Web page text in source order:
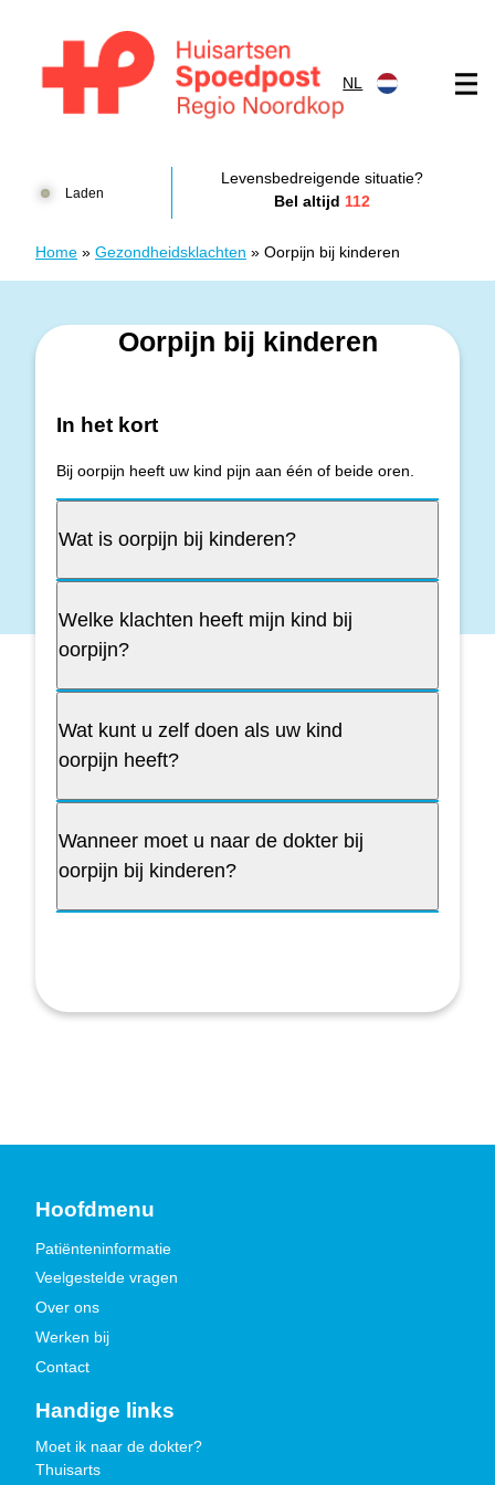
NL
Laden
Levensbedreigende situatie?
Bel altijd 112
Home » Gezondheidsklachten » Oorpijn bij kinderen
Oorpijn bij kinderen
In het kort
Bij oorpijn heeft uw kind pijn aan één of beide oren.
Wat is oorpijn bij kinderen?
Welke klachten heeft mijn kind bij
oorpijn?
Wat kunt u zelf doen als uw kind
oorpijn heeft?
Wanneer moet u naar de dokter bij
oorpijn bij kinderen?
Hoofdmenu
Patiënteninformatie
Veelgestelde vragen
Over ons
Werken bij
Contact
Handige links
Moet ik naar de dokter?
Thuisarts